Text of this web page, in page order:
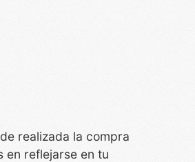
realizada la compra
en reflejarse en tu